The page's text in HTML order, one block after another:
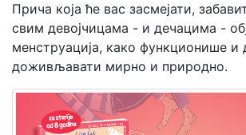
Акције
Блог
Latinica
Прича која ће вас засмејати,
свим девојчицама - и дечацима -
менструација, како функционише и
доживљавати мирно и природно.